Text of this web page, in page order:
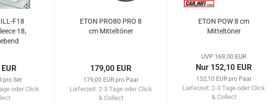
F18
18,
pro Set
oder Click
ETON PRO80 PRO 8
cm Mitteltöner
179,00 EUR
179,00 EUR pro Paar
Lieferzeit: 2-3 Tage oder Click
& Collect
ETON POW 8 cm
Mitteltöner
UVP 169,00 EUR
Nur 152,10 EUR
152,10 EUR pro Paar
Lieferzeit: 2-3 Tage oder Click
& Collect